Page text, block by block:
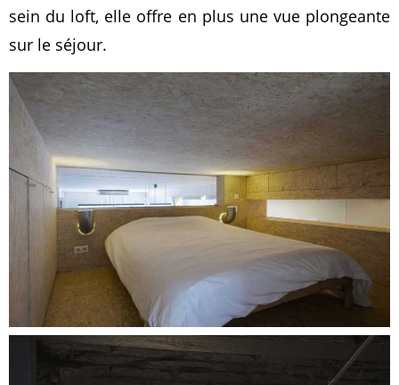
sein du loft, elle offre en plus une vue plongeante
sur le séjour.